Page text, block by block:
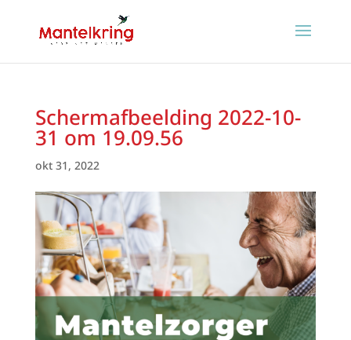
Schermafbeelding 2022-10-
31 om 19.09.56
okt 31, 2022